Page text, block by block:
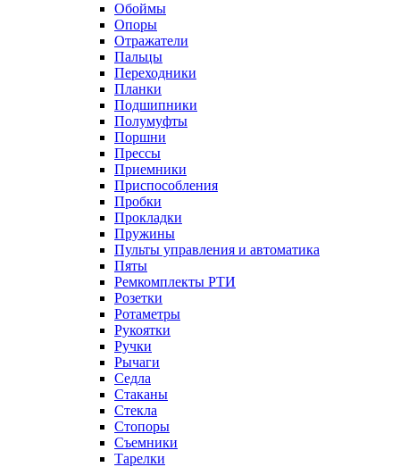
Обоймы
Опоры
Отражатели
Пальцы
Переходники
Планки
Подшипники
Полумуфты
Поршни
Прессы
Приемники
Приспособления
Пробки
Прокладки
Пружины
Пульты управления и автоматика
Пяты
Ремкомплекты РТИ
Розетки
Ротаметры
Рукоятки
Ручки
Рычаги
Седла
Стаканы
Стекла
Стопоры
Съемники
Тарелки